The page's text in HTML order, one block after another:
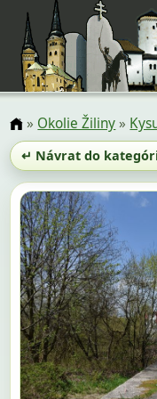
» Okolie Žiliny»
↵ Návrat do